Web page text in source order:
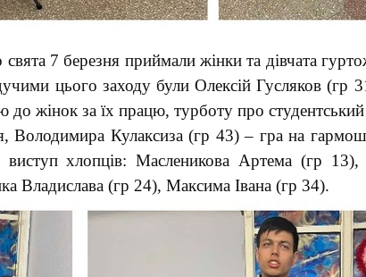
7 березня приймали жінки та дівчата
цього заходу були Олексій Гусляков
до жінок за їх працю, турботу про студентський
Володимира Кулаксиза (гр 43) – гра на
хлопців: Масленикова Артема (гр
Владислава (гр 24), Максима Івана (гр 34).